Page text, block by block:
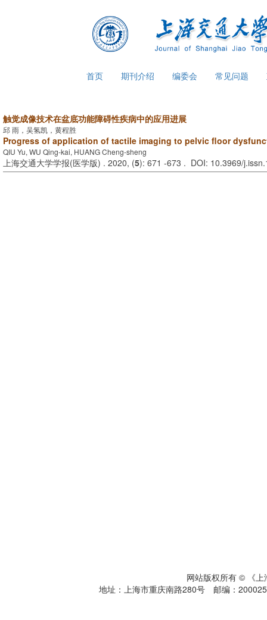
首页 期刊介绍 编委会 常见问题
触觉成像技术在盆底功能障碍性疾病中的应用进展
邱 雨，吴氢凯，黄程胜
Progress of application of tactile imaging to pelvic floor
QIU Yu, WU Qing-kai, HUANG Cheng-sheng
上海交通大学学报(医学版) . 2020, (5): 671 -673 . DOI: 10.3969/
网站版权所有 © 《
地址：上海市重庆南路280号 邮编：